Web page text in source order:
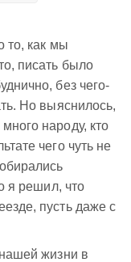
то, как мы
писать было
без чего-
Но выяснилось,
народу, кто
чего чуть не
я решил, что
пусть даже с
жизни в